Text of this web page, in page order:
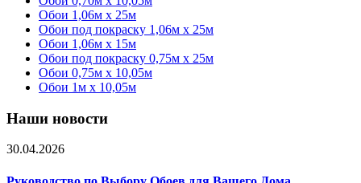
Обои 1,06м x 25м
Обои под покраску 1,06м x 25м
Обои 1,06м x 15м
Обои под покраску 0,75м x 25м
Обои 0,75м x 10,05м
Обои 1м х 10,05м
Наши новости
30.04.2026